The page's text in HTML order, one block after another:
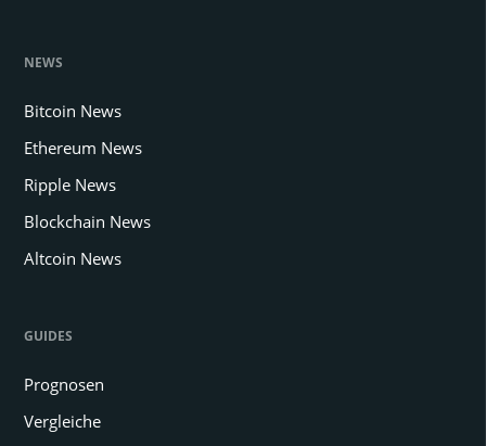
NEWS
Bitcoin News
Ethereum News
Ripple News
Blockchain News
Altcoin News
GUIDES
Prognosen
Vergleiche